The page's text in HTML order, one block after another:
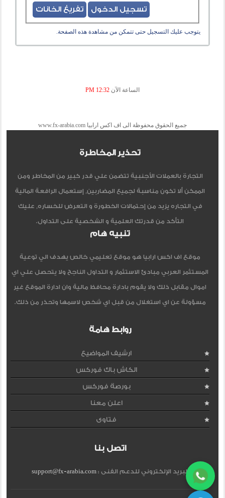
يتوجب عليك التسجيل حتى تتمكن من مشاهدة هذه الصفحة.
الساعة الآن 12:32 PM
جميع الحقوق محفوظة الى اف اكس ارابيا www.fx-arabia.com
تحذير المخاطرة
التجارة بالعملات الأجنبية تتضمن علي قدر كبير من المخاطر ومن
الممكن ألا تكون مناسبة لجميع المضاربين, إستعمال الرافعة المالية
في التجاره يزيد من إحتمالات الخطورة و التعرض للخساره, عليك
التأكد من قدرتك العلمية و الشخصية على التداول.
تنبيه هام
موقع اف اكس ارابيا هو موقع تعليمي خالص يهدف الي توعية
المستثمر العربي مبادئ الاستثمار و التداول الناجح ولا يتحصل علي اي
اموال مقابل ذلك ولا يقوم بادارة محافظ مالية وان ادارة الموقع غير
مسؤولة عن اي استغلال من قبل اي شخص لاسمها وتحذر من ذلك.
روابط هامة
ارشيف المواضيع
الكاش باك فوركس
بورصة فوركس
اعلن معنا
فتاوى
اتصل بنا
البريد الإلكتروني للدعم الفنى :support@fx-arabia.com